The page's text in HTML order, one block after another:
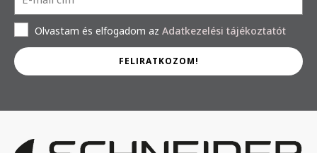
Olvastam és elfogadom az Adatkezelési tájékoztatót
FELIRATKOZOM!